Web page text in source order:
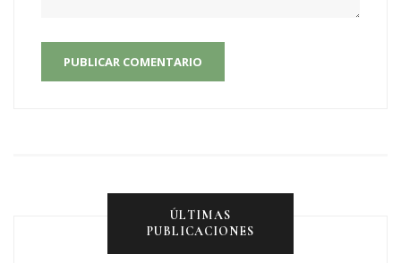
PUBLICAR COMENTARIO
ÚLTIMAS
PUBLICACIONES